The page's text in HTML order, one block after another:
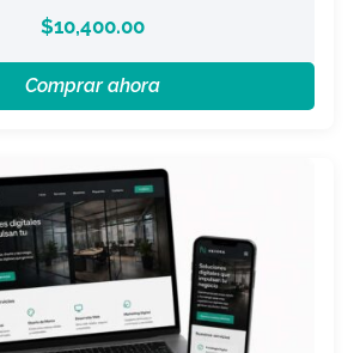
$10,400.00
Comprar ahora